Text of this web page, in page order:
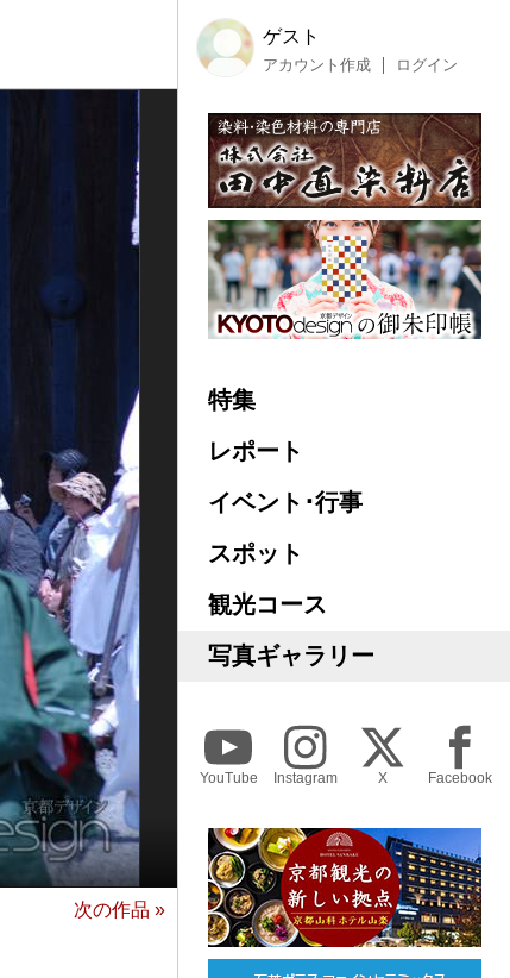
次の作品 »
ゲスト
アカウント作成 ログイン
特集
レポート
イベント･行事
スポット
観光コース
写真ギャラリー
YouTube Instagram X Facebook